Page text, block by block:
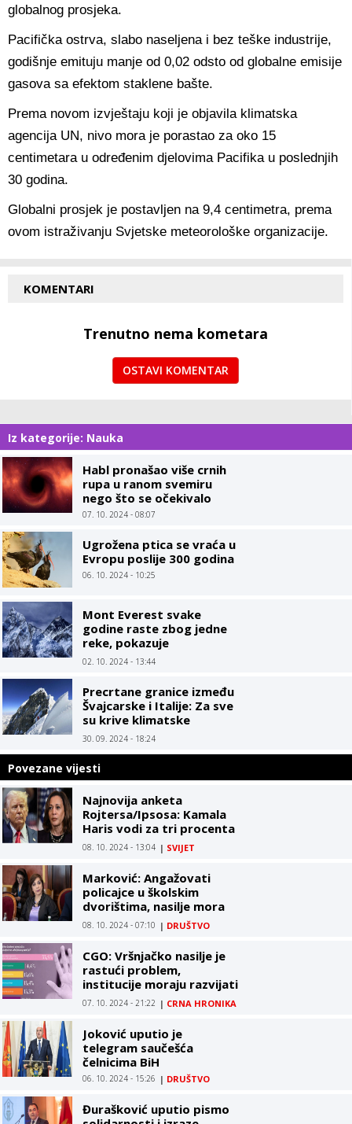
globalnog prosjeka.
Pacifička ostrva, slabo naseljena i bez teške industrije,
godišnje emituju manje od 0,02 odsto od globalne emisije
gasova sa efektom staklene bašte.
Prema novom izvještaju koji je objavila klimatska
agencija UN, nivo mora je porastao za oko 15
centimetara u određenim djelovima Pacifika u poslednjih
30 godina.
Globalni prosjek je postavljen na 9,4 centimetra, prema
ovom istraživanju Svjetske meteorološke organizacije.
KOMENTARI
Trenutno nema kometara
OSTAVI KOMENTAR
Iz kategorije: Nauka
Habl pronašao više crnih
rupa u ranom svemiru
nego što se očekivalo
07. 10. 2024 - 08:07
Ugrožena ptica se vraća u
Evropu poslije 300 godina
06. 10. 2024 - 10:25
Mont Everest svake
godine raste zbog jedne
reke, pokazuje
istraživanje
02. 10. 2024 - 13:44
Precrtane granice između
Švajcarske i Italije: Za sve
su krive klimatske
promjene
30. 09. 2024 - 18:24
Povezane vijesti
Najnovija anketa
Rojtersa/Ipsosa: Kamala
Haris vodi za tri procenta
u odnosu na Trampa
08. 10. 2024 - 13:04 | SVIJET
Marković: Angažovati
policajce u školskim
dvorištima, nasilje mora
prestati
08. 10. 2024 - 07:10 | DRUŠTVO
CGO: Vršnjačko nasilje je
rastući problem,
institucije moraju razvijati
preventivne programe
07. 10. 2024 - 21:22 | CRNA HRONIKA
Joković uputio je
telegram saučešća
čelnicima BiH
06. 10. 2024 - 15:26 | DRUŠTVO
Đurašković uputio pismo